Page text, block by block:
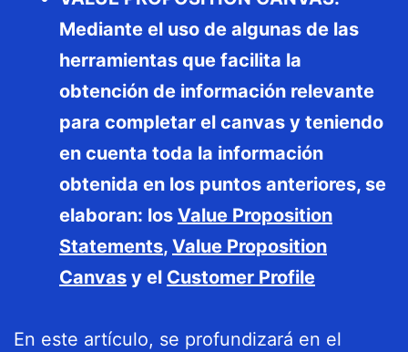
Mediante el uso de algunas de las
herramientas que facilita la
obtención de información relevante
para completar el canvas y teniendo
en cuenta toda la información
obtenida en los puntos anteriores, se
elaboran: los Value Proposition
Statements, Value Proposition
Canvas y el Customer Profile
En este artículo, se profundizará en el